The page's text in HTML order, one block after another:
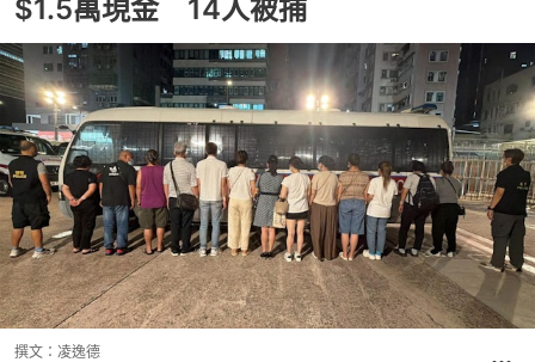
$1.5萬現金 14人被捕
撰文： 凌逸德